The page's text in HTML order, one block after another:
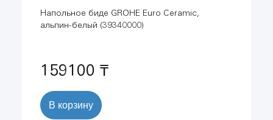
Напольное биде GROHE Euro Ceramic,
альпин-белый (39340000)
159100 ₸
В корзину